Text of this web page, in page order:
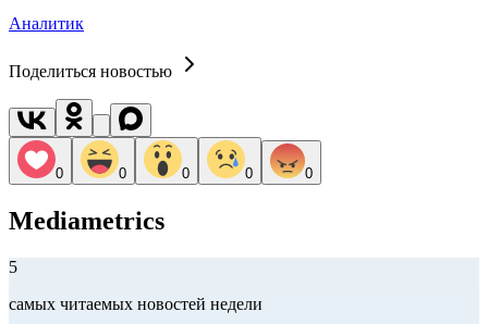
Аналитик
Поделиться новостью
0 0 0 0 0
Mediametrics
5
самых читаемых новостей недели